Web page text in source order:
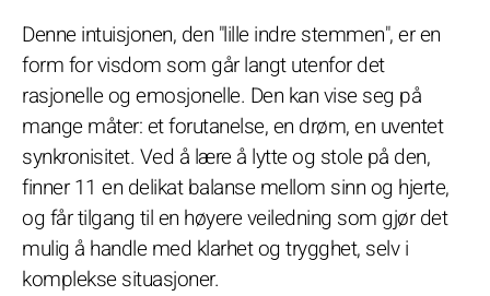
Denne intuisjonen, den "lille indre stemmen", er en
form for visdom som går langt utenfor det
rasjonelle og emosjonelle. Den kan vise seg på
mange måter: et forutanelse, en drøm, en uventet
synkronisitet. Ved å lære å lytte og stole på den,
finner 11 en delikat balanse mellom sinn og hjerte,
og får tilgang til en høyere veiledning som gjør det
mulig å handle med klarhet og trygghet, selv i
komplekse situasjoner.